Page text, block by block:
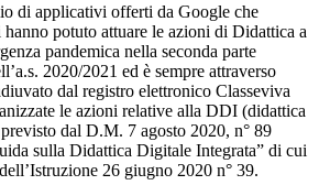
di applicativi offerti da Google che
potuto attuare le azioni di Didattica a
pandemica nella seconda parte
2020/2021 ed è sempre attraverso
dal registro elettronico Classeviva
le azioni relative alla DDI (didattica
dal D.M. 7 agosto 2020, n° 89
sulla Didattica Digitale Integrata” di cui
26 giugno 2020 n° 39.